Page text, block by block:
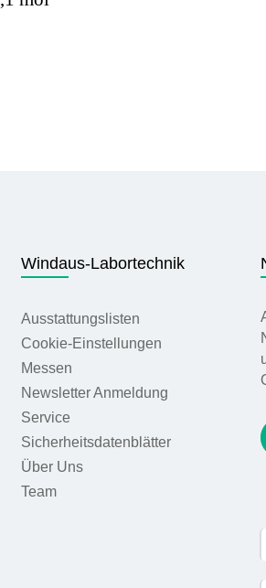
Windaus-Labortechnik
Ausstattungslisten
Cookie-Einstellungen
Messen
Newsletter Anmeldung
Service
Sicherheitsdatenblätter
Über Uns
Team